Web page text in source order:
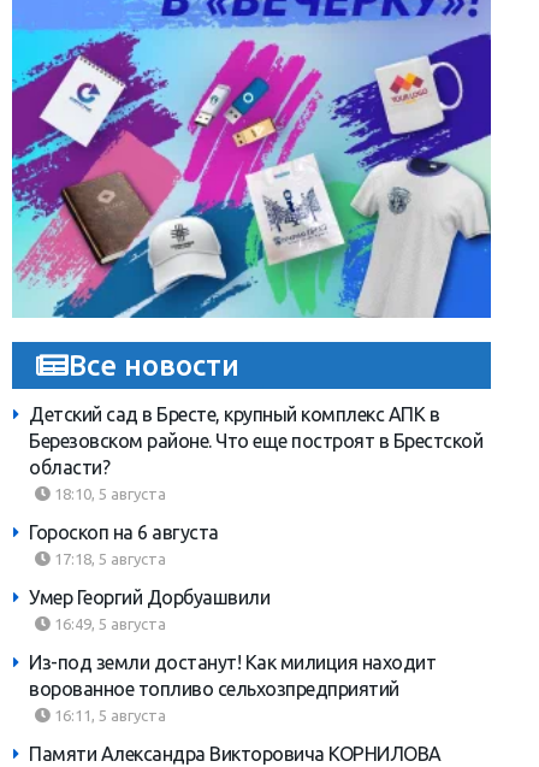
Все новости
Детский сад в Бресте, крупный комплекс АПК в
Березовском районе. Что еще построят в Брестской
области?
18:10, 5 августа
Гороскоп на 6 августа
17:18, 5 августа
Умер Георгий Дорбуашвили
16:49, 5 августа
Из-под земли достанут! Как милиция находит
ворованное топливо сельхозпредприятий
16:11, 5 августа
Памяти Александра Викторовича КОРНИЛОВА